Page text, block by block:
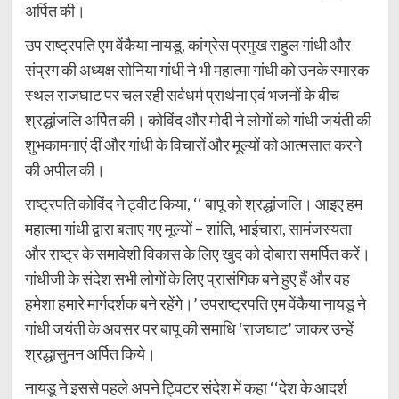
अर्पित की।
उप राष्ट्रपति एम वेंकैया नायडू, कांग्रेस प्रमुख राहुल गांधी और
संप्रग की अध्यक्ष सोनिया गांधी ने भी महात्मा गांधी को उनके स्मारक
स्थल राजघाट पर चल रही सर्वधर्म प्रार्थना एवं भजनों के बीच
श्रद्धांजलि अर्पित की। कोविंद और मोदी ने लोगों को गांधी जयंती की
शुभकामनाएं दीं और गांधी के विचारों और मूल्यों को आत्मसात करने
की अपील की।
राष्ट्रपति कोविंद ने ट्वीट किया, ‘‘ बापू को श्रद्धांजलि। आइए हम
महात्मा गांधी द्वारा बताए गए मूल्यों – शांति, भाईचारा, सामंजस्यता
और राष्ट्र के समावेशी विकास के लिए खुद को दोबारा समर्पित करें।
गांधीजी के संदेश सभी लोगों के लिए प्रासंगिक बने हुए हैं और वह
हमेशा हमारे मार्गदर्शक बने रहेंगे।’ उपराष्ट्रपति एम वेंकैया नायडू ने
गांधी जयंती के अवसर पर बापू की समाधि ‘राजघाट’ जाकर उन्हें
श्रद्धासुमन अर्पित किये।
नायडू ने इससे पहले अपने ट्विटर संदेश में कहा ‘‘देश के आदर्श